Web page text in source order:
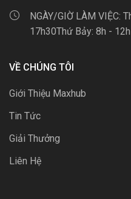
NGÀY/GIỜ LÀM VIỆC:
17h30Thứ Bảy: 8h - 12h
VỀ CHÚNG TÔI
Giới Thiệu Maxhub
Tin Tức
Giải Thưởng
Liên Hệ